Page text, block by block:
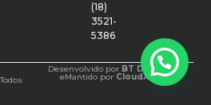
(18)
3521-
5386
Desenvolvido por BT Design
eMantido por CloudXM